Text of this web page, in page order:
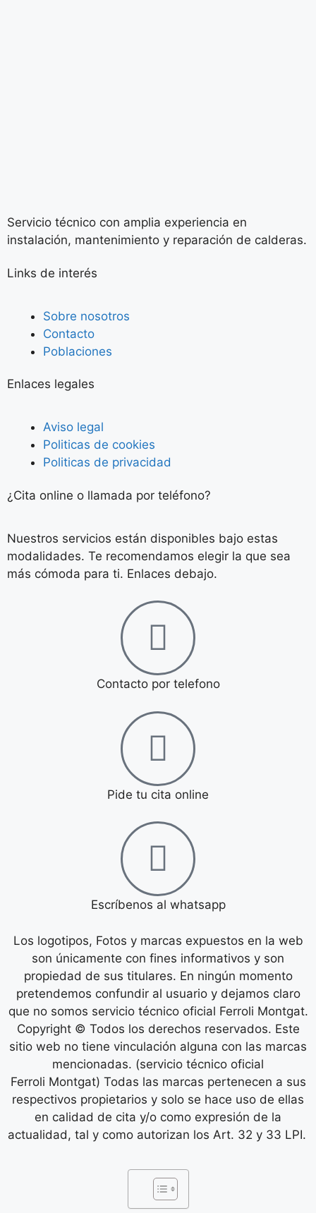
Servicio técnico con amplia experiencia en
instalación, mantenimiento y reparación de calderas.
Links de interés
Sobre nosotros
Contacto
Poblaciones
Enlaces legales
Aviso legal
Politicas de cookies
Politicas de privacidad
¿Cita online o llamada por teléfono?
Nuestros servicios están disponibles bajo estas
modalidades. Te recomendamos elegir la que sea
más cómoda para ti. Enlaces debajo.
Contacto por telefono
Pide tu cita online
Escríbenos al whatsapp
Los logotipos, Fotos y marcas expuestos en la web
son únicamente con fines informativos y son
propiedad de sus titulares. En ningún momento
pretendemos confundir al usuario y dejamos claro
que no somos servicio técnico oficial Ferroli Montgat.
Copyright © Todos los derechos reservados. Este
sitio web no tiene vinculación alguna con las marcas
mencionadas. (servicio técnico oficial
Ferroli Montgat) Todas las marcas pertenecen a sus
respectivos propietarios y solo se hace uso de ellas
en calidad de cita y/o como expresión de la
actualidad, tal y como autorizan los Art. 32 y 33 LPI.